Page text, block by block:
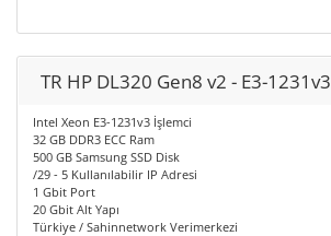
TR HP DL320 Gen8 v2 - E3-1231v3
Intel Xeon E3-1231v3 İşlemci
32 GB DDR3 ECC Ram
500 GB Samsung SSD Disk
/29 - 5 Kullanılabilir IP Adresi
1 Gbit Port
20 Gbit Alt Yapı
Türkiye / Sahinnetwork Verimerkezi